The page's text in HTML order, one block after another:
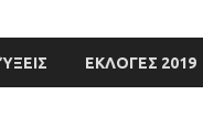
ΕΚΛΟΓΕΣ 2019